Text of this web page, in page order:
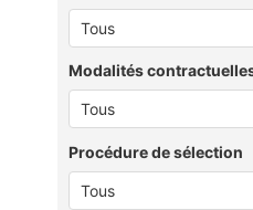
Modalités
Procédure de sélection